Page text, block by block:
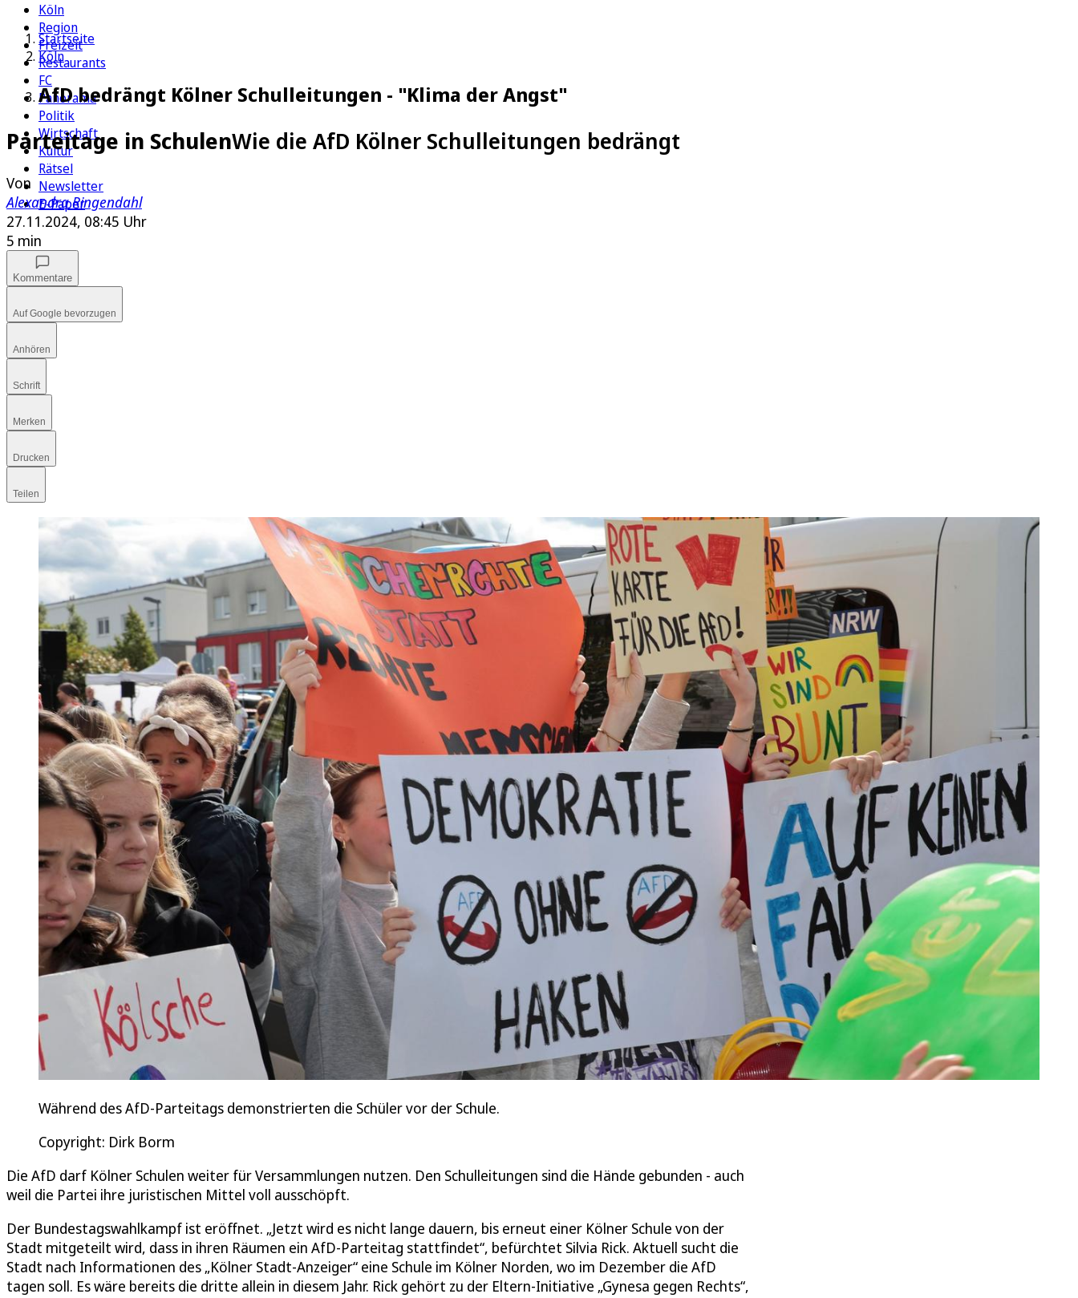
Köln
Region
Freizeit
Restaurants
FC
Panorama
Politik
Wirtschaft
Kultur
Rätsel
Newsletter
E-Paper
Startseite
Köln
AfD bedrängt Kölner Schulleitungen - "Klima der Angst"
Parteitage in SchulenWie die AfD Kölner Schulleitungen bedrängt
Von
Alexandra Ringendahl
27.11.2024, 08:45 Uhr
5 min
Kommentare
Auf Google bevorzugen
Anhören
Schrift
Merken
Drucken
Teilen
Während des AfD-Parteitags demonstrierten die Schüler vor der Schule.
Copyright: Dirk Borm
Die AfD darf Kölner Schulen weiter für Versammlungen nutzen. Den Schulleitungen sind die Hände gebunden - auch
weil die Partei ihre juristischen Mittel voll ausschöpft.
Der Bundestagswahlkampf ist eröffnet. „Jetzt wird es nicht lange dauern, bis erneut einer Kölner Schule von der
Stadt mitgeteilt wird, dass in ihren Räumen ein AfD-Parteitag stattfindet“, befürchtet Silvia Rick. Aktuell sucht die
Stadt nach Informationen des „Kölner Stadt-Anzeiger“ eine Schule im Kölner Norden, wo im Dezember die AfD
tagen soll. Es wäre bereits die dritte allein in diesem Jahr. Rick gehört zu der Eltern-Initiative „Gynesa gegen Rechts“,